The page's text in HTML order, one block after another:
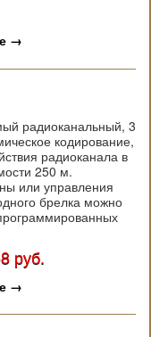
→
радиоканальный, 3
кодирование,
радиоканала в
250 м.
или управления
брелка можно
руб.
→